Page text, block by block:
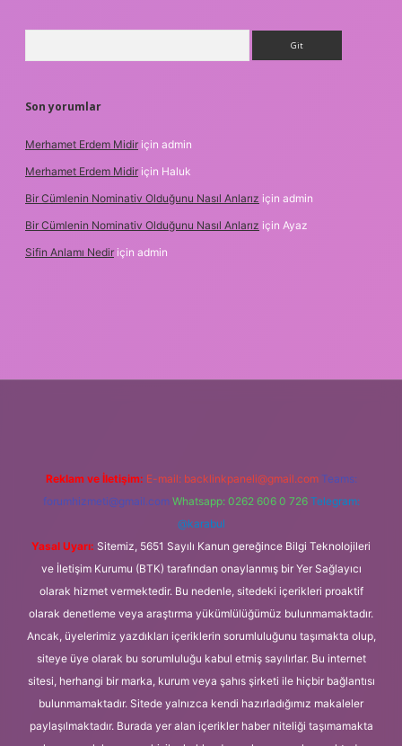
Son yorumlar
Merhamet Erdem Midir için admin
Merhamet Erdem Midir için Haluk
Bir Cümlenin Nominativ Olduğunu Nasıl Anlarız için admin
Bir Cümlenin Nominativ Olduğunu Nasıl Anlarız için Ayaz
Sifin Anlamı Nedir için admin
Reklam ve İletişim: E-mail: backlinkpaneli@gmail.com Teams:
forumhizmeti@gmail.com Whatsapp: 0262 606 0 726 Telegram:
@karabul
Yasal Uyarı: Sitemiz, 5651 Sayılı Kanun gereğince Bilgi Teknolojileri
ve İletişim Kurumu (BTK) tarafından onaylanmış bir Yer Sağlayıcı
olarak hizmet vermektedir. Bu nedenle, sitedeki içerikleri proaktif
olarak denetleme veya araştırma yükümlülüğümüz bulunmamaktadır.
Ancak, üyelerimiz yazdıkları içeriklerin sorumluluğunu taşımakta olup,
siteye üye olarak bu sorumluluğu kabul etmiş sayılırlar. Bu internet
sitesi, herhangi bir marka, kurum veya şahıs şirketi ile hiçbir bağlantısı
bulunmamaktadır. Sitede yalnızca kendi hazırladığımız makaleler
paylaşılmaktadır. Burada yer alan içerikler haber niteliği taşımamakta